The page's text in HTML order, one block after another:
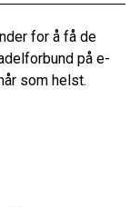
for å få de
på e-
som helst.